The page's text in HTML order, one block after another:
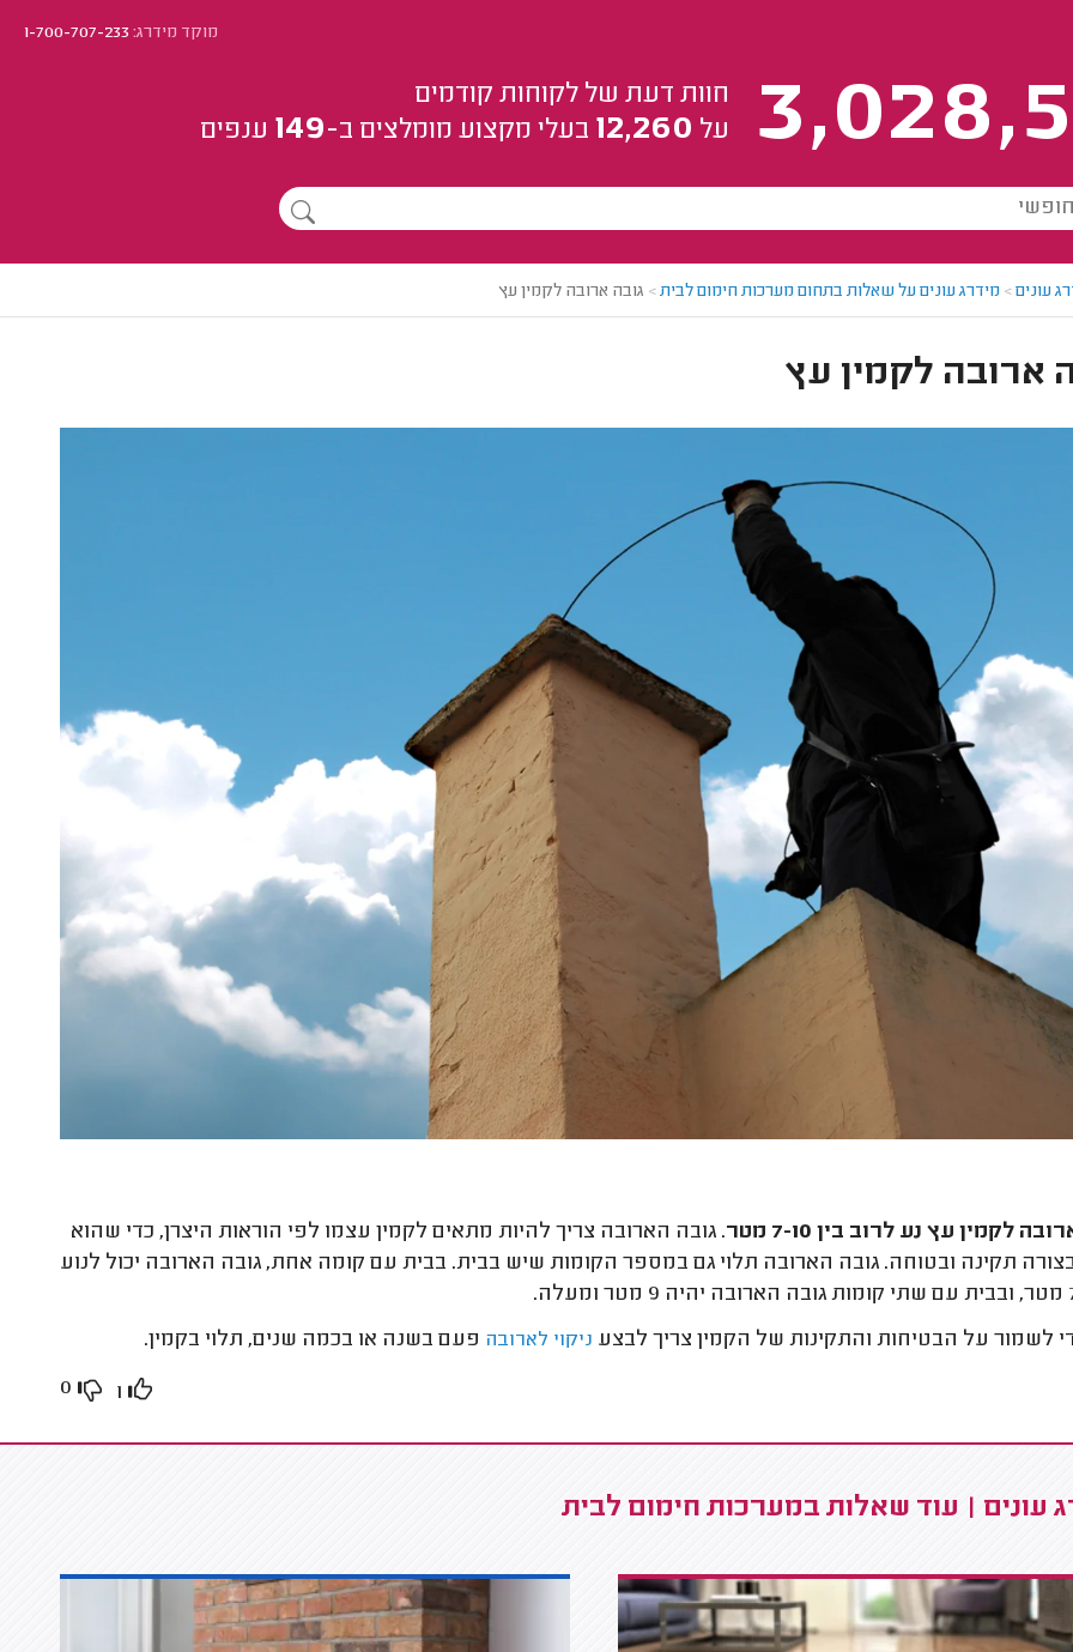
מוקד מידרג:1-700-707-233
חוות דעת של לקוחות קודמים
על 12,260 בעלי מקצוע מומלצים ב-149 ענפים
עונים> מידרג עונים על שאלות בתחום מערכות חימום לבית> גובה ארובה לקמין עץ
ארובה לקמין עץ
לקמין עץ נע לרוב בין 7-10 מטר
. גובה הארובה צריך להיות מתאים לקמין עצמו לפי הוראות היצרן, כדי שהוא
תקינה ובטוחה. גובה הארובה תלוי גם במספר הקומות שיש בבית. בבית עם קומה אחת, גובה הארובה יכול לנוע
לשמור על הבטיחות והתקינות של הקמין צריך לבצע ניקוי לארובה פעם בשנה או בכמה שנים, תלוי בקמין.
1
0
עונים | עוד שאלות במערכות חימום לבית